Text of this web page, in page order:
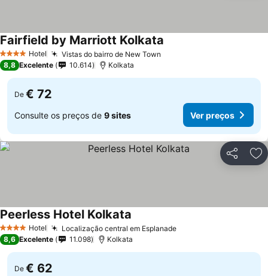
4 EstrelasHotel Vistas do bairro de New Town
Fairfield by Marriott Kolkata
8,8 Excelente 10.614 Kolkata
De € 72
Consulte os preços de 9 sites Ver preços
Partilhar
4 EstrelasHotel Localização central em Esplanade
Peerless Hotel Kolkata
8,6 Excelente 11.098 Kolkata
De € 62